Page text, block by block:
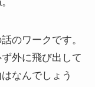
のワークです。
外に飛び出して
なんでしょう